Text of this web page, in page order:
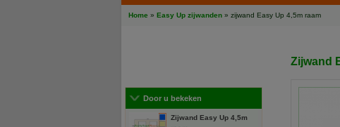
Home » Easy Up zijwanden » zijwand Easy Up 4,5m raam
Door u bekeken
Zijwand Easy Up 4,5m
Zijwand